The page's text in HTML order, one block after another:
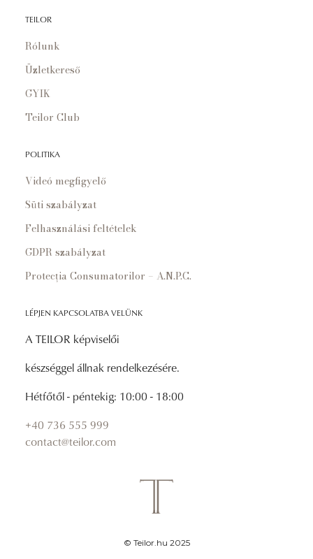
TEILOR
Rólunk
Üzletkereső
GYIK
Teilor Club
POLITIKA
Videó megfigyelő
Süti szabályzat
Felhasználási feltételek
GDPR szabályzat
Protecția Consumatorilor – A.N.P.C.
LÉPJEN KAPCSOLATBA VELÜNK
A TEILOR képviselői
készséggel állnak rendelkezésére.
Hétfőtől - péntekig: 10:00 - 18:00
+40 736 555 999
contact@teilor.com
© Teilor.hu 2025